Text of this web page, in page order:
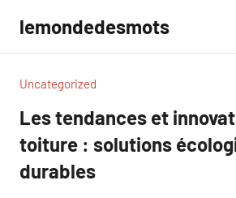
contenu
lemondedesmots
Uncategorized
Les tendances et
toiture : solutions
durables